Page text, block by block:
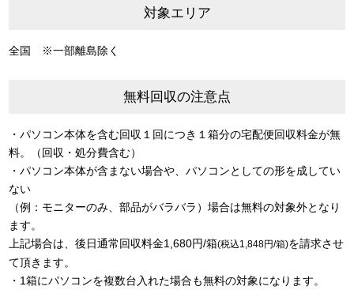
対象エリア
全国 ※一部離島除く
無料回収の注意点
・パソコン本体を含む回収１回につき１箱分の宅配便回収料金が無
料。（回収・処分費含む）
・パソコン本体が含まない場合や、パソコンとしての形を成してい
ない
（例：モニターのみ、部品がバラバラ）場合は無料の対象外となり
ます。
上記場合は、後日通常回収料金1,680円/箱(税込1,848円/箱)を請求させ
て頂きます。
・1箱にパソコンを複数台入れた場合も無料の対象になります。